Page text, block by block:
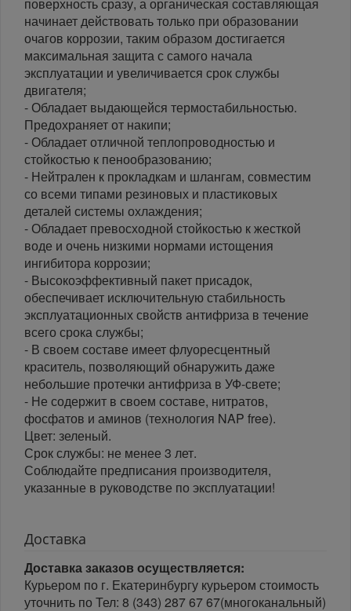
начинает действовать только при образовании
очагов коррозии, таким образом достигается
максимальная защита с самого начала
эксплуатации и увеличивается срок службы
двигателя;
- Обладает выдающейся термостабильностью.
Предохраняет от накипи;
- Обладает отличной теплопроводностью и
стойкостью к пенообразованию;
- Нейтрален к прокладкам и шлангам, совместим
со всеми типами резиновых и пластиковых
деталей системы охлаждения;
- Обладает превосходной стойкостью к жесткой
воде и очень низкими нормами истощения
ингибитора коррозии;
- Высокоэффективный пакет присадок,
обеспечивает исключительную стабильность
эксплуатационных свойств антифриза в течение
всего срока службы;
- В своем составе имеет флуоресцентный
краситель, позволяющий обнаружить даже
небольшие протечки антифриза в УФ-свете;
- Не содержит в своем составе, нитратов,
фосфатов и аминов (технология NAP free).
Цвет: зеленый.
Срок службы: не менее 3 лет.
Соблюдайте предписания производителя,
указанные в руководстве по эксплуатации!
Доставка
Доставка заказов осуществляется:
Курьером по г. Екатеринбургу курьером стоимость
уточнить по Тел: 8 (343) 287 67 67(многоканальный)